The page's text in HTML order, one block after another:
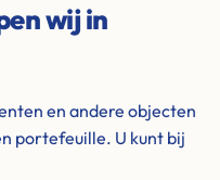
wij in
en andere objecten
portefeuille. U kunt bij